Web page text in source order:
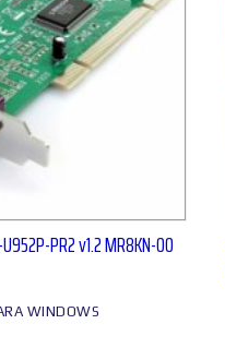
PR2 v1.2 MR8KN-00
WINDOWS